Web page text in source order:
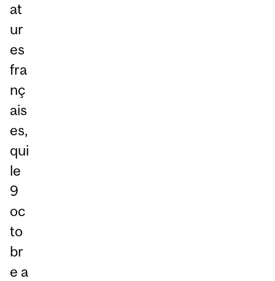
at
ur
es
fra
nç
ais
es,
qui
le
9
oc
to
br
e a